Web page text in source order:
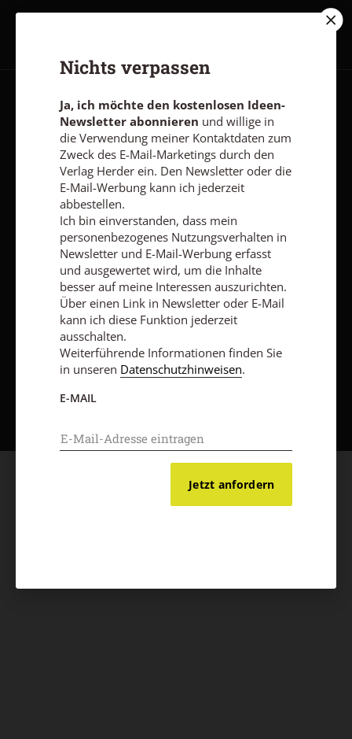
AGB und Widerrufsbelehrung Datenschutz Barrierefreiheit
Impressum
Vertrag widerrufen Abo online kündigen
Nichts verpassen
Ja, ich möchte den kostenlosen Ideen-
Newsletter abonnieren und willige in
die Verwendung meiner Kontaktdaten zum
Zweck des E-Mail-Marketings durch den
Verlag Herder ein. Den Newsletter oder die
E-Mail-Werbung kann ich jederzeit
abbestellen.
Ich bin einverstanden, dass mein
personenbezogenes Nutzungsverhalten in
Newsletter und E-Mail-Werbung erfasst
und ausgewertet wird, um die Inhalte
besser auf meine Interessen auszurichten.
Über einen Link in Newsletter oder E-Mail
kann ich diese Funktion jederzeit
ausschalten.
Weiterführende Informationen finden Sie
in unseren Datenschutzhinweisen.
E-MAIL
Jetzt anfordern